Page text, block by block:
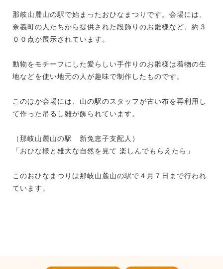
那岐山麓山の駅で始まったおひなまつりです。会場には、
奈義町の人たちから提供された段飾りのお雛様など、約３
００点が展示されています。
動物をモチーフにした愛らしい手作りのお雛様は着物の生
地などを使い地元の人が趣味で制作したものです。
このほか会場には、山の駅のスタッフが古い布を再利用し
て作った吊るし雛が飾られています。
（那岐山麓山の駅 新免恵子支配人）
「おひな様と雄大な自然を見て 楽しんでもらえたら」
このおひなまつりは那岐山麓山の駅で４月７日まで行われ
ています。